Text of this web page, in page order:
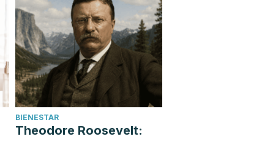
BIENESTAR
Theodore Roosevelt: